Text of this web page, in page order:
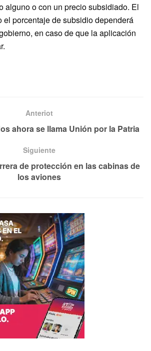
alguno o con un precio subsidiado. El
el porcentaje de subsidio dependerá
en caso de que la aplicación
Anteriot
ahora se llama Unión por la Patria
Siguiente
de protección en las cabinas de
los aviones